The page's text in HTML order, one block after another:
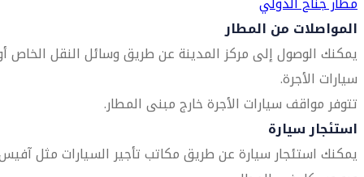
المواصلات من المطار
يمكنك الوصول إلى مركز المدينة عن طريق وسائل النقل الخاص
سيارات الأجرة.
تتوفر مواقف سيارات الأجرة خارج مبنى المطار.
استئجار سيارة
يمكنك استئجار سيارة عن طريق مكاتب تأجير السيارات مثل